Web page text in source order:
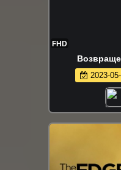
FHD
2023-